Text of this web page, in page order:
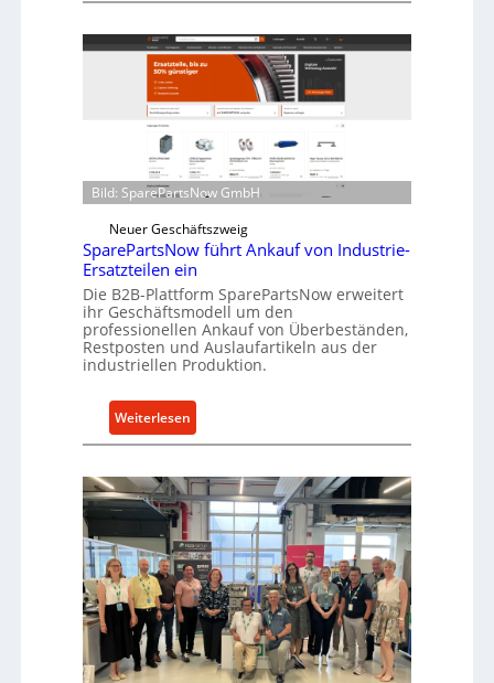
f
ü
i
d
i
r
e
k
t
e
A
n
t
e
e
l
l
o
e
n
t
w
i
c
k
e
l
t
X
0
-
l
a
t
f
o
m
w
Bild: SparePartsNow GmbH
Neuer Geschäftszweig
SparePartsNow führt Ankauf von Industrie-
Ersatzteilen ein
Die B2B-Plattform SparePartsNow erweitert
ihr Geschäftsmodell um den
professionellen Ankauf von Überbeständen,
Restposten und Auslaufartikeln aus der
industriellen Produktion.
Weiterlesen:
S
a
r
P
a
r
s
N